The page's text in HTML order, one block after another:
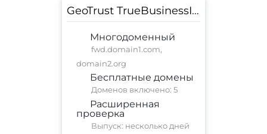
GeoTrust TrueBusinessID EV Multi-Domain
Многодоменный
fwd.domain1.com,
domain2.org
Бесплатные домены
Доменов включено: 5
Расширенная
проверка
Выпуск: несколько дней